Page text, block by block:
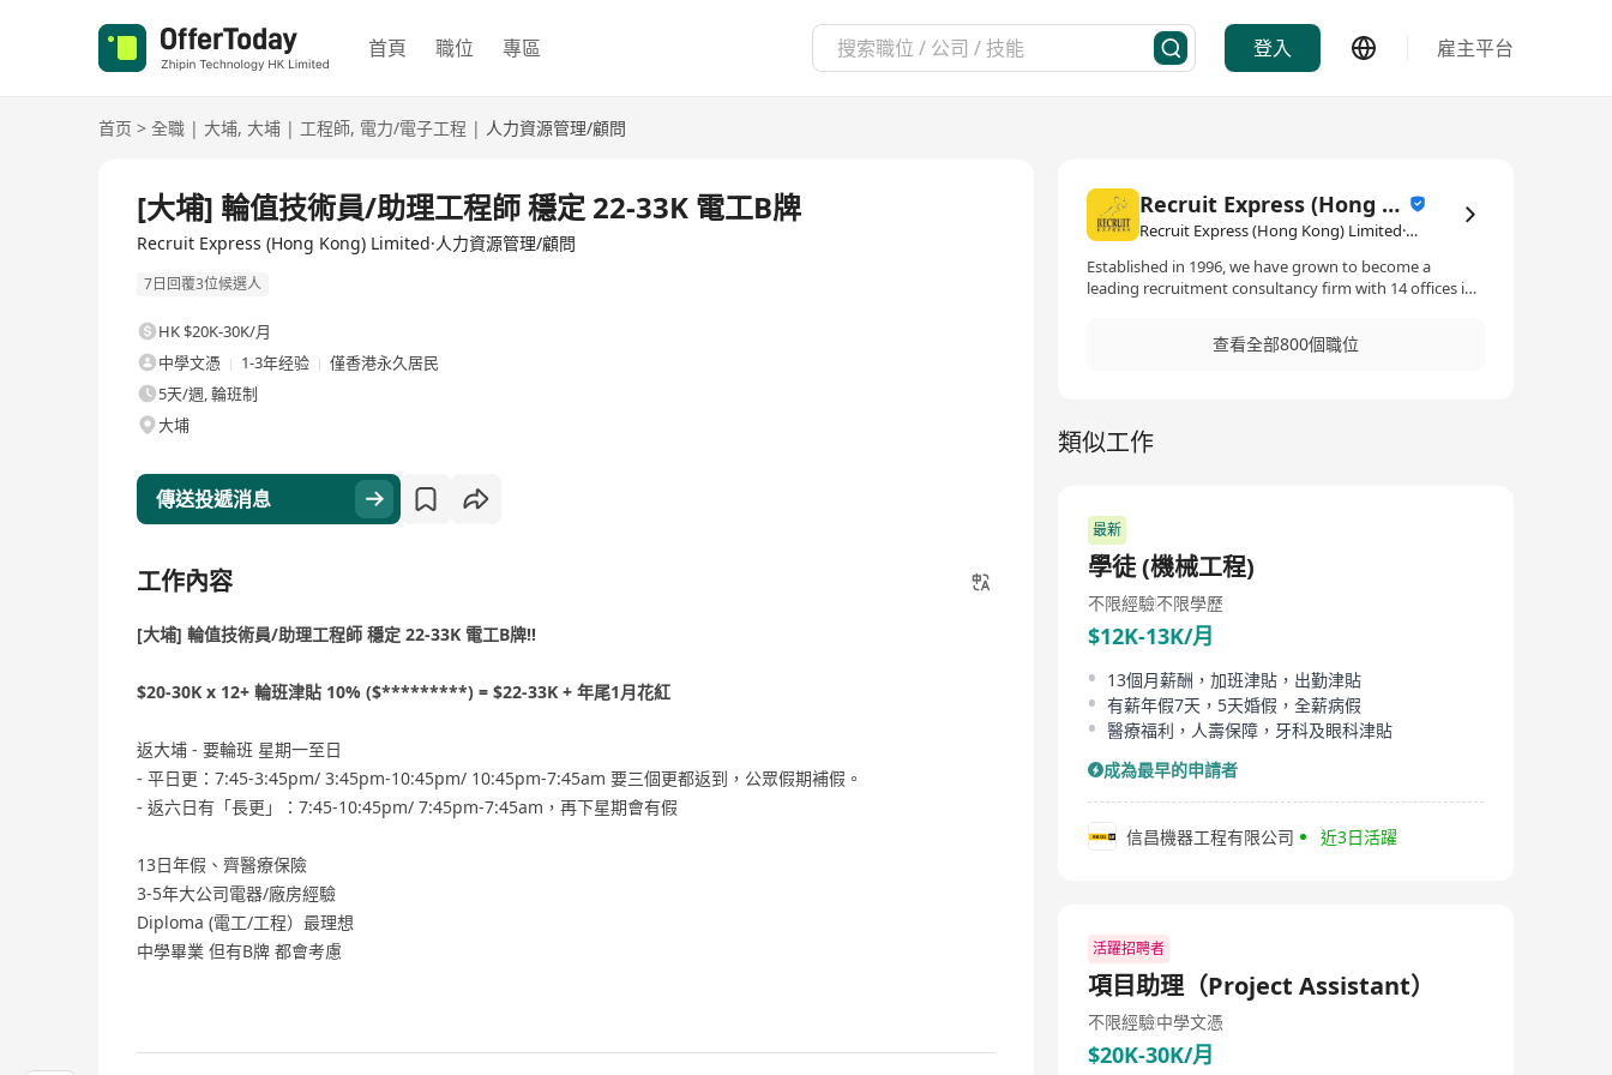
首頁 職位 專區 登入 雇主平台
首页 > 全職 | 大埔, 大埔 | 工程師, 電力/電子工程 | 人力資源管理/顧問
[大埔] 輪值技術員/助理工程師 穩定 22-33K 電工B牌
Recruit Express (Hong Kong) Limited·人力資源管理/顧問
7日回覆3位候選人
HK $20K-30K/月
中學文憑
1-3年经验
僅香港永久居民
5天/週, 輪班制
大埔
傳送投遞消息
工作內容
[大埔] 輪值技術員/助理工程師 穩定 22-33K 電工B牌!!
$20-30K x 12+ 輪班津貼 10% ($*********) = $22-33K + 年尾1月花紅
返大埔 - 要輪班 星期一至日
- 平日更：7:45-3:45pm/ 3:45pm-10:45pm/ 10:45pm-7:45am 要三個更都返到，公眾假期補假。
- 返六日有「長更」：7:45-10:45pm/ 7:45pm-7:45am，再下星期會有假
13日年假、齊醫療保險
3-5年大公司電器/廠房經驗
Diploma (電工/工程）最理想
中學畢業 但有B牌 都會考慮
Recruit Express (Hong Kong) Limited
Recruit Express (Hong Kong) Limited·人力資源管理/顧問
Established in 1996, we have grown to become a
leading recruitment consultancy firm with 14 offices in
and Taipei. 2017 is a significant year for us as we get
listed on the Singapore Stock Exchange.
查看全部800個職位
類似工作
最新
學徒 (機械工程)
不限經驗不限學歷
$12K-13K/月
13個月薪酬，加班津貼，出勤津貼
有薪年假7天，5天婚假，全薪病假
醫療福利，人壽保障，牙科及眼科津貼
成為最早的申請者
信昌機器工程有限公司 近3日活躍
活躍招聘者
項目助理（Project Assistant）
不限經驗中學文憑
$20K-30K/月